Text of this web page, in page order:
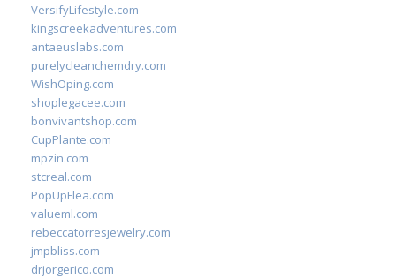
VersifyLifestyle.com
kingscreekadventures.com
antaeuslabs.com
purelycleanchemdry.com
WishOping.com
shoplegacee.com
bonvivantshop.com
CupPlante.com
mpzin.com
stcreal.com
PopUpFlea.com
valueml.com
rebeccatorresjewelry.com
jmpbliss.com
drjorgerico.com